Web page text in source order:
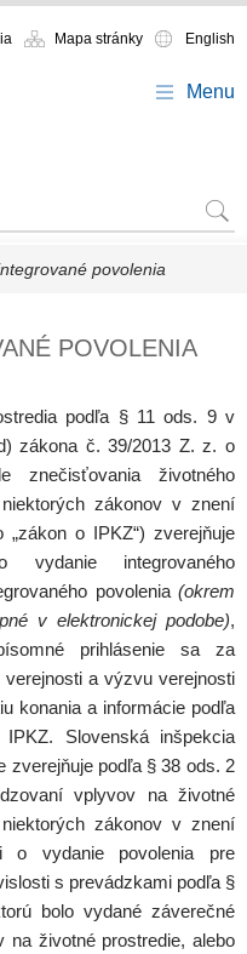
English
Mapa stránky
Menu
povolenia
POVOLENIA
podľa § 11 ods. 9 v
zákona č. 39/2013 Z. z. o
znečisťovania životného
zákonov v znení
o IPKZ“) zverejňuje
integrovaného
povolenia (okrem
v elektronickej podobe),
prihlásenie sa za
a výzvu verejnosti
konania a informácie podľa
Slovenská inšpekcia
zverejňuje podľa § 38 ods. 2
vplyvov na životné
zákonov v znení
o vydanie povolenia pre
s prevádzkami podľa §
bolo vydané záverečné
životné prostredie, alebo